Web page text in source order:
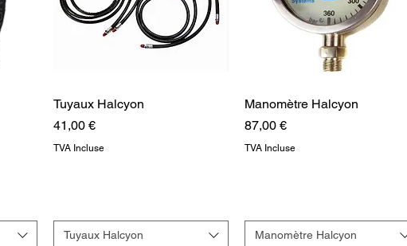
Aperçu rapide
Tuyaux Halcyon
Prix
41,00 €
TVA Incluse
Tuyaux Halcyon
Aperçu rapide
Manomètre Halcyon
Prix
87,00 €
TVA Incluse
Manomètre Halcyon